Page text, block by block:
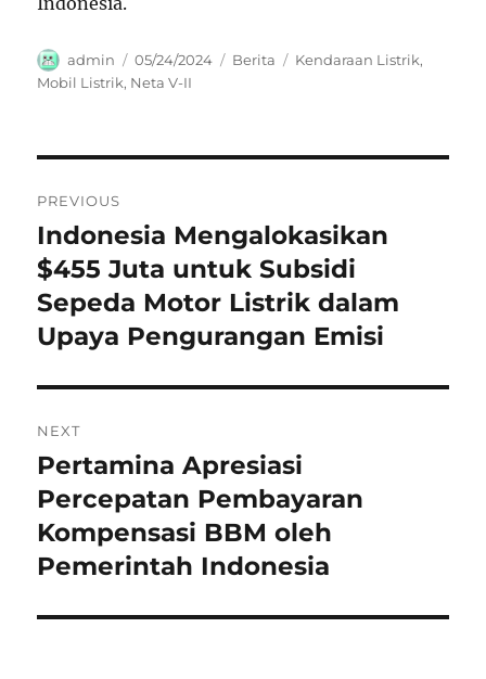
Author
admin
Posted
on
05/24/2024 Categories
Berita Tags
Kendaraan Listrik,
Mobil Listrik, Neta V-II
pos
PREVIOUS
Previous
post:
Indonesia Mengalokasikan
$455 Juta untuk Subsidi
Sepeda Motor Listrik dalam
Upaya Pengurangan Emisi
NEXT
Next
post:
Pertamina Apresiasi
Percepatan Pembayaran
Kompensasi BBM oleh
Pemerintah Indonesia